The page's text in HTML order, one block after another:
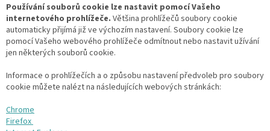
Používání souborů cookie lze nastavit pomocí Vašeho
internetového prohlížeče. Většina prohlížečů soubory cookie
automaticky přijímá již ve výchozím nastavení. Soubory cookie lze
pomocí Vašeho webového prohlížeče odmítnout nebo nastavit užívání
jen některých souborů cookie.
Informace o prohlížečích a o způsobu nastavení předvoleb pro soubory
cookie můžete nalézt na následujících webových stránkách:
Chrome
Firefox